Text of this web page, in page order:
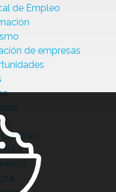
de Empleo
de empresas
ruta